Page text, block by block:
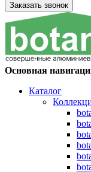
Заказать звонок
Основная
Каталог